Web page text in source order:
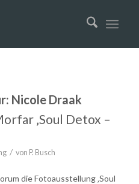
Nicole Draak
‚Soul Detox –
/ von P. Busch
die Fotoausstellung ‚Soul